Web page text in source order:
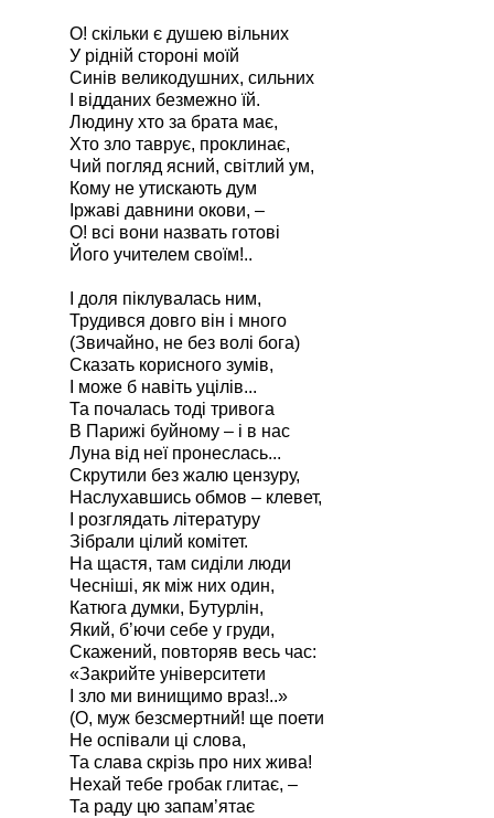
О! скільки є душею вільних
У рідній стороні моїй
Синів великодушних, сильних
І відданих безмежно їй.
Людину хто за брата має,
Хто зло таврує, проклинає,
Чий погляд ясний, світлий ум,
Кому не утискають дум
Іржаві давнини окови, –
О! всі вони назвать готові
Його учителем своїм!..
І доля піклувалась ним,
Трудився довго він і много
(Звичайно, не без волі бога)
Сказать корисного зумів,
І може б навіть уцілів...
Та почалась тоді тривога
В Парижі буйному – і в нас
Луна від неї пронеслась...
Скрутили без жалю цензуру,
Наслухавшись обмов – клевет,
І розглядать літературу
Зібрали цілий комітет.
На щастя, там сиділи люди
Чесніші, як між них один,
Катюга думки, Бутурлін,
Який, б’ючи себе у груди,
Скажений, повторяв весь час:
«Закрийте університети
І зло ми винищимо враз!..»
(О, муж безсмертний! ще поети
Не оспівали ці слова,
Та слава скрізь про них жива!
Нехай тебе гробак глитає, –
Та раду цю запам’ятає